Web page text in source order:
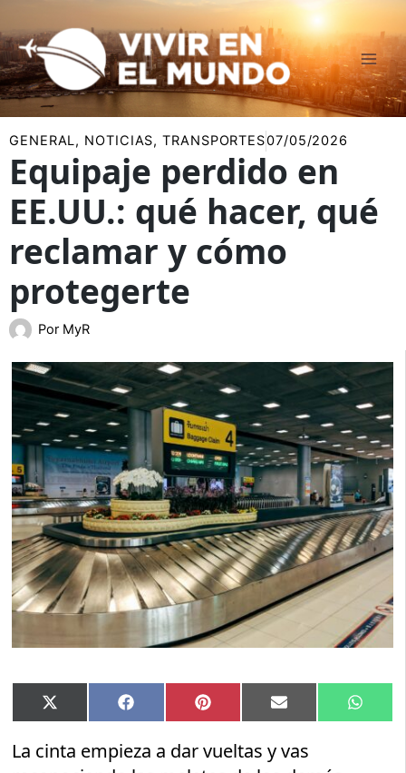
al
contenido
GENERAL, NOTICIAS,TRANSPORTES07/05/2026
Equipaje perdido en
EE.UU.: qué hacer, qué
reclamar y cómo
protegerte
Por MyR
Compartir
en
X
(Twitter)
Compartir
en
Facebook Compartir
en
Pinterest Compartir
en
Email
en
La cinta empieza a dar vueltas y vas